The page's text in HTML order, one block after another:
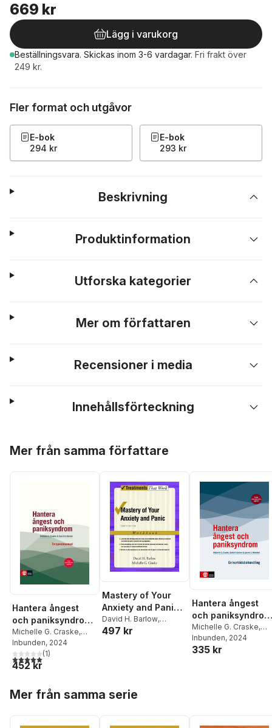
669 kr
Lägg i varukorg
Beställningsvara. Skickas inom 3-6 vardagar. Fri frakt över
249 kr.
Fler format och utgåvor
E-bok
294 kr
E-bok
293 kr
Beskrivning
Produktinformation
Utforska kategorier
Mer om författaren
Recensioner i media
Innehållsförteckning
Mer från samma författare
Hantera ångest
och paniksyndrom :
terapeutmanual
Michelle G. Craske,
David H. Barlow
Inbunden, 2024
5,0utav 5 stjärnor. Totalt antal röster:
(1)
452 kr
Mastery of Your
Anxiety and Panic:
Workbook
David H. Barlow,
Michelle G. Craske
497 kr
Hantera ångest
och
en
Michelle G. Craske,
David H. Barlow
S. Woodard
Inbunden, 2024
335 kr
Mer från samma serie